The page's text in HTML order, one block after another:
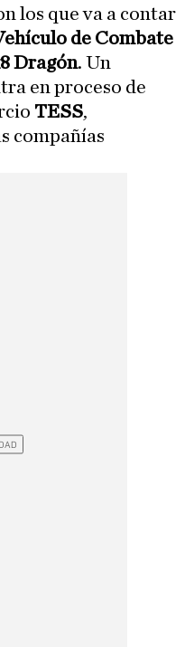
los que va a contar
de Combate
Dragón. Un
en proceso de
TESS,
compañías